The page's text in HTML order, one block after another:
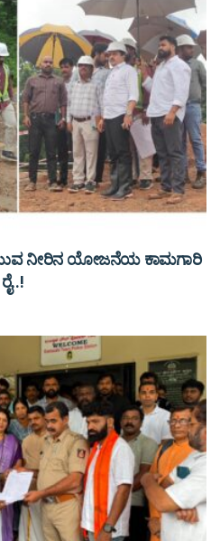
ನೀರಿನ ಯೋಜನೆಯ ಕಾಮಗಾರಿ